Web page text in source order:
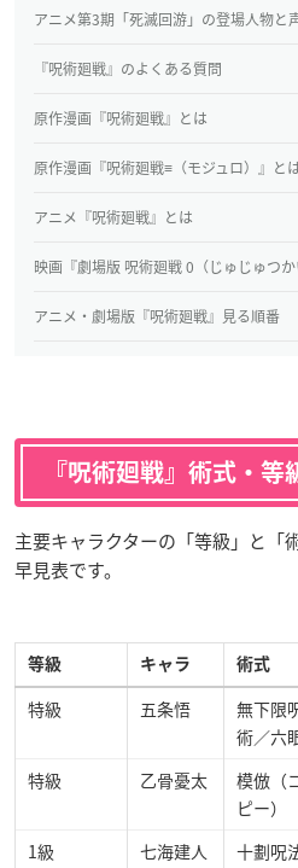
アニメ第3期「死滅回游」の登場人物と
『呪術廻戦』のよくある質問
原作漫画『呪術廻戦』とは
原作漫画『呪術廻戦≡（モジュロ）』と
アニメ『呪術廻戦』とは
映画『劇場版 呪術廻戦 0（じゅじゅつ
アニメ・劇場版『呪術廻戦』見る順番
『呪術廻戦』術式・等
主要キャラクターの「等級」と「
早見表です。
等級 キャラ 術式
特級 五条悟
無下限
術／六
特級 乙骨憂太
模倣（
ピー）
1級
七海建人 十劃呪